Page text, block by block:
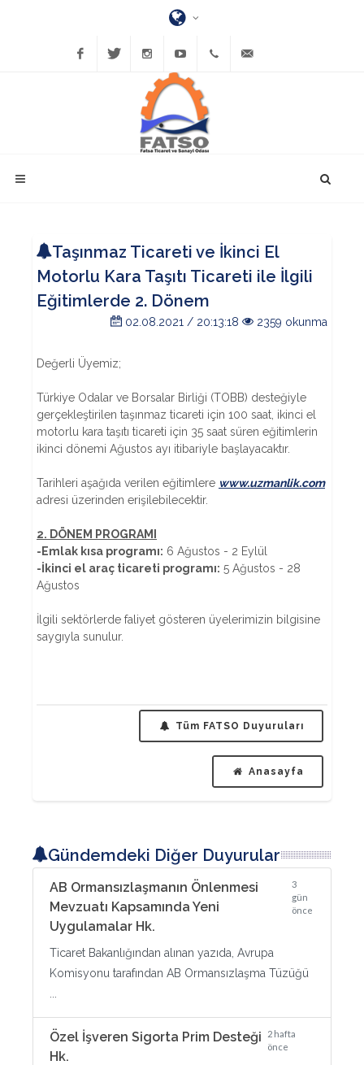
InstagramYouTube(452)
423-
Taşınmaz Ticareti ve İkinci El
Motorlu Kara Taşıtı Ticareti ile İlgili
Eğitimlerde 2. Dönem
02.08.2021 / 20:13:18 2359 okunma
Değerli Üyemiz;
Türkiye Odalar ve Borsalar Birliği (TOBB) desteğiyle
gerçekleştirilen taşınmaz ticareti için 100 saat, ikinci el
motorlu kara taşıtı ticareti için 35 saat süren eğitimlerin
ikinci dönemi Ağustos ayı itibariyle başlayacaktır.
Tarihleri aşağıda verilen eğitimlere www.uzmanlik.com
adresi üzerinden erişilebilecektir.
2. DÖNEM PROGRAMI
-Emlak kısa programı: 6 Ağustos - 2 Eylül
-İkinci el araç ticareti programı: 5 Ağustos - 28
Ağustos
İlgili sektörlerde faliyet gösteren üyelerimizin bilgisine
saygıyla sunulur.
Tüm FATSO Duyuruları
Anasayfa
Gündemdeki Diğer Duyurular
AB Ormansızlaşmanın Önlenmesi
Mevzuatı Kapsamında Yeni
Uygulamalar Hk.
3
gün
önce
Ticaret Bakanlığından alınan yazıda, Avrupa
Komisyonu tarafından AB Ormansızlaşma Tüzüğü
Özel İşveren Sigorta Prim Desteği
Hk.
2 hafta
önce